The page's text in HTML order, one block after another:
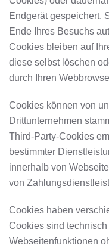
Endgerät gespeichert.
Ende Ihres Besuchs
Cookies bleiben auf
diese selbst löschen
durch Ihren
Cookies können von
Drittunternehmen
Third-Party-Cookies
bestimmter
innerhalb von
von
Cookies haben
Cookies sind
Webseitenfunktionen